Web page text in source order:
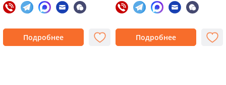
Подробнее Подробнее